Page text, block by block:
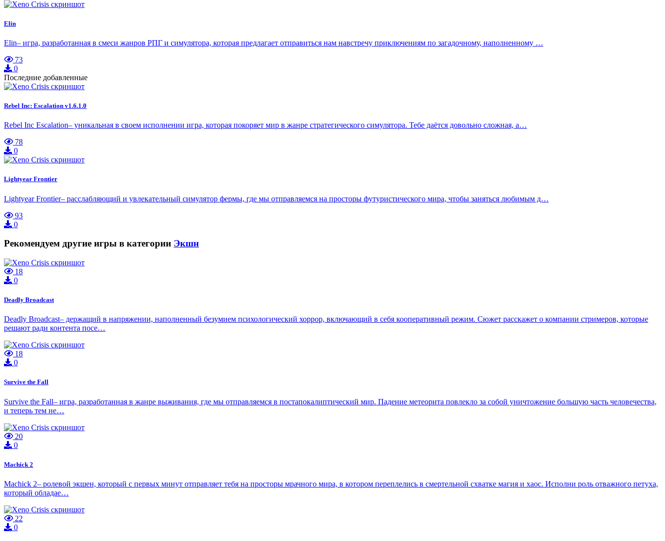
Elin
Elin– игра, разработанная в смеси жанров РПГ и симулятора, которая предлагает отправиться нам навстречу приключениям по загадочному, наполненному …
73
0
Последние добавленные
Rebel Inc: Escalation v1.6.1.0
Rebel Inc Escalation– уникальная в своем исполнении игра, которая покоряет мир в жанре стратегического симулятора. Тебе даётся довольно сложная, а…
78
0
Lightyear Frontier
Lightyear Frontier– расслабляющий и увлекательный симулятор фермы, где мы отправляемся на просторы футуристического мира, чтобы заняться любимым д…
93
0
Рекомендуем другие игры в категории Экшн
18
0
Deadly Broadcast
Deadly Broadcast– держащий в напряжении, наполненный безумием психологический хоррор, включающий в себя кооперативный режим. Сюжет расскажет о компании стримеров, которые
решают ради контента посе…
18
0
Survive the Fall
Survive the Fall– игра, разработанная в жанре выживания, где мы отправляемся в постапокалиптический мир. Падение метеорита повлекло за собой уничтожение большую часть человечества,
и теперь тем не…
20
0
Machick 2
Machick 2– ролевой экшен, который с первых минут отправляет тебя на просторы мрачного мира, в котором переплелись в смертельной схватке магия и хаос. Исполни роль отважного петуха,
который обладае…
22
0